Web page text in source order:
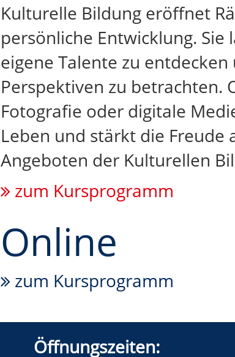
Kulturelle Bildung eröffnet
persönliche Entwicklung.
eigene Talente zu
Perspektiven zu betrachten.
Fotografie oder digitale
Leben und stärkt die Freude
Angeboten der Kulturellen
zum Kursprogramm
Online
zum Kursprogramm
Öffnungszeiten: